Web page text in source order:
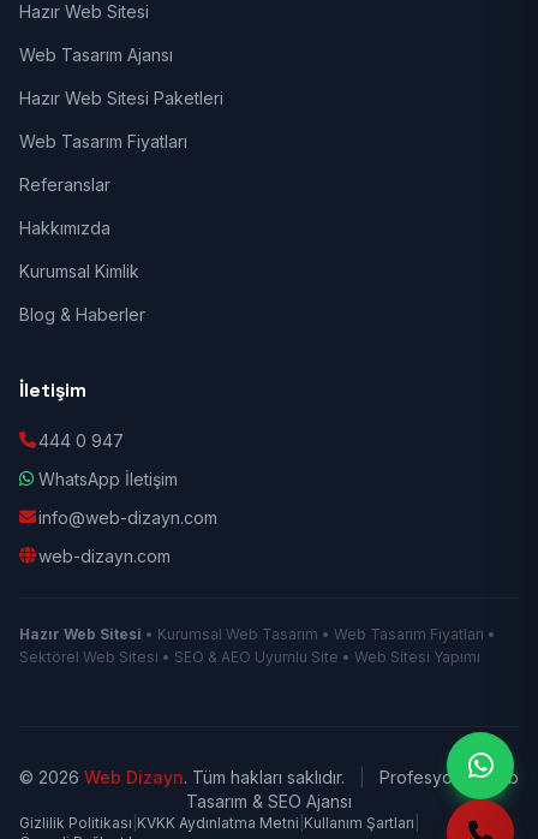
Hazır Web Sitesi
Web Tasarım Ajansı
Hazır Web Sitesi Paketleri
Web Tasarım Fiyatları
Referanslar
Hakkımızda
Kurumsal Kimlik
Blog & Haberler
İletişim
444 0 947
WhatsApp İletişim
info@web-dizayn.com
web-dizayn.com
Hazır Web Sitesi • Kurumsal Web Tasarım • Web Tasarım Fiyatları •
Sektörel Web Sitesi • SEO & AEO Uyumlu Site • Web Sitesi Yapımı
© 2026 Web Dizayn. Tüm hakları saklıdır.
Profesyonel Web
Tasarım & SEO Ajansı
Gizlilik Politikası KVKK Aydınlatma Metni Kullanım Şartları